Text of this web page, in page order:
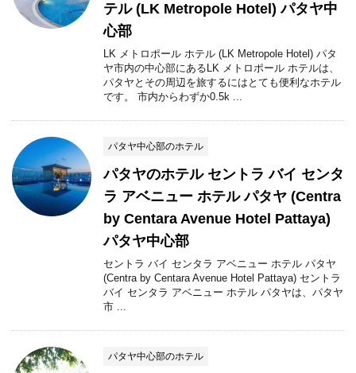
テル (LK Metropole Hotel) パタヤ中
心部
LK メトロポール ホテル (LK Metropole Hotel) パタ
ヤ市内の中心部にあるLK メトロポール ホテルは、
パタヤとその周辺を旅するにはとても便利なホテル
です。 市内からわずか0.5k ...
パタヤ中心部のホテル
パタヤのホテル セントラ バイ センタ
ラ アベニュー ホテル パタヤ (Centra
by Centara Avenue Hotel Pattaya)
パタヤ中心部
セントラ バイ センタラ アベニュー ホテル パタヤ
(Centra by Centara Avenue Hotel Pattaya) セントラ
バイ センタラ アベニュー ホテル パタヤは、パタヤ
市 ...
パタヤ中心部のホテル